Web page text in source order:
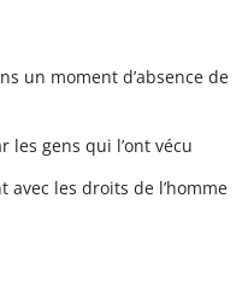
un moment d’absence de
les gens qui l’ont vécu
avec les droits de l’homme